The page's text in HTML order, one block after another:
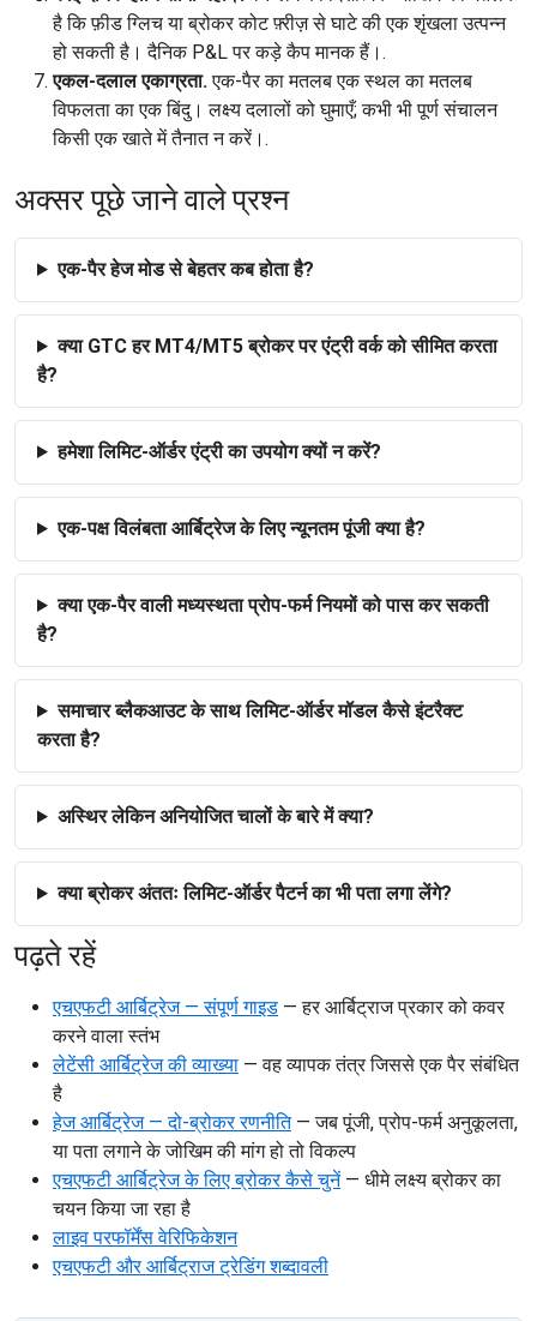
है कि फ़ीड ग्लिच या ब्रोकर कोट फ़्रीज़ से घाटे की एक शृंखला उत्पन्न
हो सकती है। दैनिक P&L पर कड़े कैप मानक हैं।.
एकल-दलाल एकाग्रता.एक-पैर का मतलब एक स्थल का मतलब
विफलता का एक बिंदु। लक्ष्य दलालों को घुमाएँ; कभी भी पूर्ण संचालन
किसी एक खाते में तैनात न करें।.
अक्सर पूछे जाने वाले प्रश्न
एक-पैर हेज मोड से बेहतर कब होता है?
क्या GTC हर MT4/MT5 ब्रोकर पर एंट्री वर्क को सीमित करता
है?
हमेशा लिमिट-ऑर्डर एंट्री का उपयोग क्यों न करें?
एक-पक्ष विलंबता आर्बिट्रेज के लिए न्यूनतम पूंजी क्या है?
क्या एक-पैर वाली मध्यस्थता प्रोप-फर्म नियमों को पास कर सकती
है?
समाचार ब्लैकआउट के साथ लिमिट-ऑर्डर मॉडल कैसे इंटरैक्ट
करता है?
अस्थिर लेकिन अनियोजित चालों के बारे में क्या?
क्या ब्रोकर अंततः लिमिट-ऑर्डर पैटर्न का भी पता लगा लेंगे?
पढ़ते रहें
एचएफटी आर्बिट्रेज — संपूर्ण गाइड — हर आर्बिट्राज प्रकार को कवर
करने वाला स्तंभ
लेटेंसी आर्बिट्रेज की व्याख्या — वह व्यापक तंत्र जिससे एक पैर संबंधित
है
हेज आर्बिट्रेज — दो-ब्रोकर रणनीति— जब पूंजी, प्रोप-फर्म अनुकूलता,
या पता लगाने के जोखिम की मांग हो तो विकल्प
एचएफटी आर्बिट्रेज के लिए ब्रोकर कैसे चुनें— धीमे लक्ष्य ब्रोकर का
चयन किया जा रहा है
लाइव परफॉर्मेंस वेरिफिकेशन
एचएफटी और आर्बिट्राज ट्रेडिंग शब्दावली